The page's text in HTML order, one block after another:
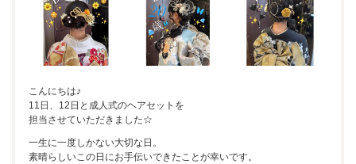
こんにちは♪
11日、12日と成人式のヘアセットを
担当させていただきました☆
一生に一度しかない大切な日。
素晴らしいこの日にお手伝いできたことが幸いです。